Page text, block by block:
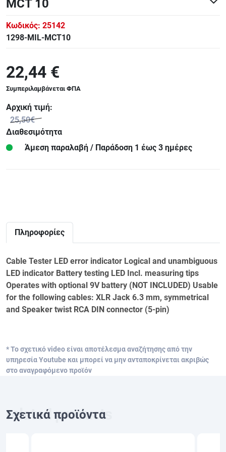
MCT 10
Κωδικός: 25142
1298-MIL-MCT10
22,44 €
Συμπεριλαμβάνεται ΦΠΑ
Αρχική τιμή:
25,50€
Διαθεσιμότητα
Άμεση παραλαβή / Παράδoση 1 έως 3 ημέρες
Πληροφορίες
Cable Tester LED error indicator Logical and unambiguous
LED indicator Battery testing LED Incl. measuring tips
Operates with optional 9V battery (NOT INCLUDED) Usable
for the following cables: XLR Jack 6.3 mm, symmetrical
and Speaker twist RCA DIN connector (5-pin)
* Το σχετικό video είναι αποτέλεσμα αναζήτησης από την
υπηρεσία Youtube και μπορεί να μην ανταποκρίνεται ακριβώς
στο αναγραφόμενο προϊόν
Σχετικά προϊόντα